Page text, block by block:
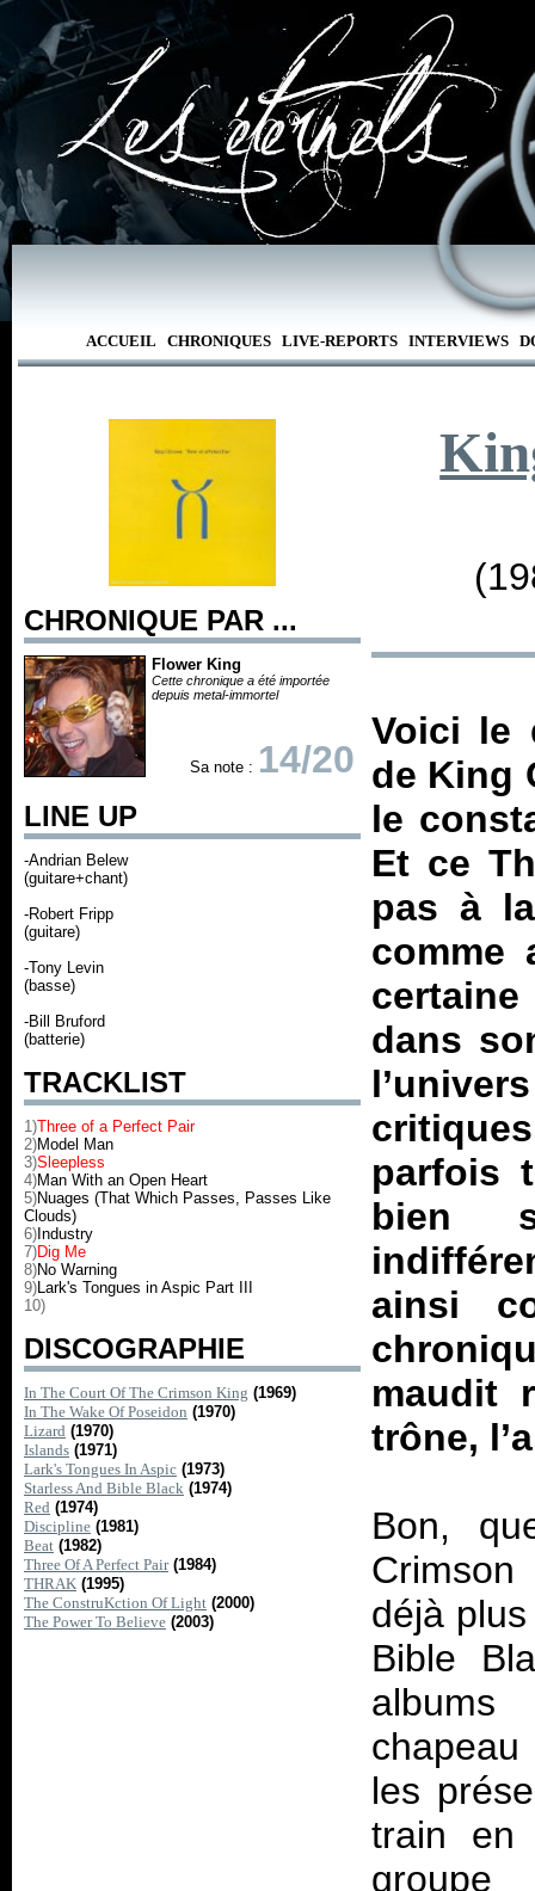
ACCUEIL CHRONIQUES LIVE-REPORTS INTERVIEWS
CHRONIQUE PAR ...
Flower King
Cette chronique a été importée
depuis metal-immortel
Sa note : 14/20
LINE UP
-Andrian Belew
(guitare+chant)
-Robert Fripp
(guitare)
-Tony Levin
(basse)
-Bill Bruford
(batterie)
TRACKLIST
1)Three of a Perfect Pair
2)Model Man
3)Sleepless
4)Man With an Open Heart
5)Nuages (That Which Passes, Passes Like
Clouds)
6) Industry
7)Dig Me
8)No Warning
9)Lark's Tongues in Aspic Part III
10)
DISCOGRAPHIE
In The Court Of The Crimson King (1969)
In The Wake Of Poseidon (1970)
Lizard (1970)
Islands (1971)
Lark's Tongues In Aspic (1973)
Starless And Bible Black (1974)
Red (1974)
Discipline (1981)
Beat (1982)
Three Of A Perfect Pair (1984)
THRAK (1995)
The ConstruKction Of Light (2000)
The Power To Believe (2003)
Voici le
de King
le
Et ce
pas à
comme
dans
parfois
bien
ainsi
maudit
trône,
Bon,
déjà
Bible
albums
les
train en